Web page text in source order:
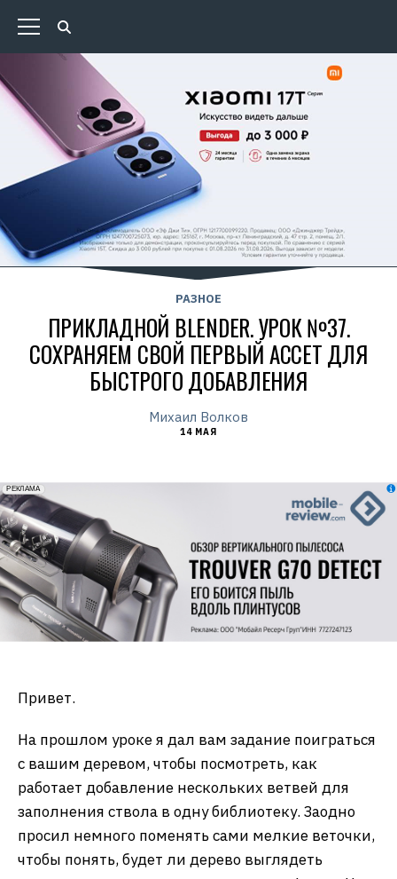
РАЗНОЕ
ПРИКЛАДНОЙ BLENDER. УРОК №37.
СОХРАНЯЕМ СВОЙ ПЕРВЫЙ АССЕТ ДЛЯ
БЫСТРОГО ДОБАВЛЕНИЯ
Михаил Волков
14 МАЯ
erid: 2VfnxxmNzs5
РЕКЛАМА
Привет.
На прошлом уроке я дал вам задание поиграться
с вашим деревом, чтобы посмотреть, как
работает добавление нескольких ветвей для
заполнения ствола в одну библиотеку. Заодно
просил немного поменять сами мелкие веточки,
чтобы понять, будет ли дерево выглядеть